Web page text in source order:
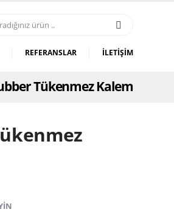
REFERANSLAR İLETIŞIM
Tükenmez Kalem